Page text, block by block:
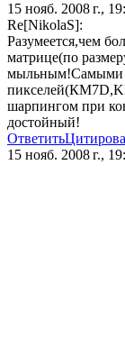
15 нояб. 2008 г.,
Re[NikolaS]:
Разумеется,чем
матрице(по
мыльным!Самыми
шарпингом при
достойный!
Ответить
15 нояб. 2008 г.,